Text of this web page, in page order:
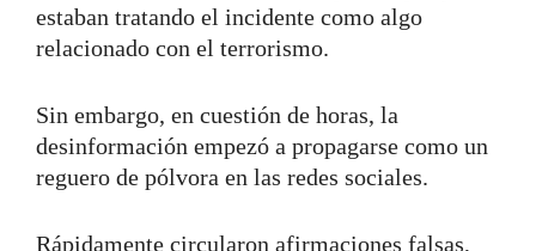
estaban tratando el incidente como algo
relacionado con el terrorismo.
Sin embargo, en cuestión de horas, la
desinformación empezó a propagarse como un
reguero de pólvora en las redes sociales.
Rápidamente circularon afirmaciones falsas,